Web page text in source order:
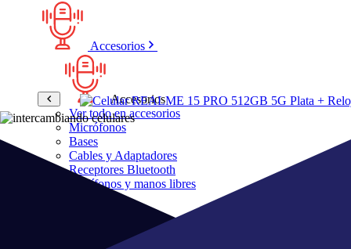
Accesorios
Accesorios
Ver todo en accesorios
Micrófonos
Bases
Cables y Adaptadores
Receptores Bluetooth
Audífonos y manos libres